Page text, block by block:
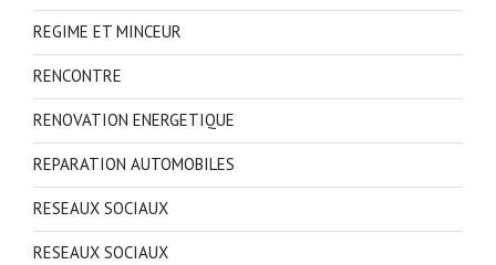
REGIME ET MINCEUR
RENCONTRE
RENOVATION ENERGETIQUE
REPARATION AUTOMOBILES
RESEAUX SOCIAUX
RESEAUX SOCIAUX